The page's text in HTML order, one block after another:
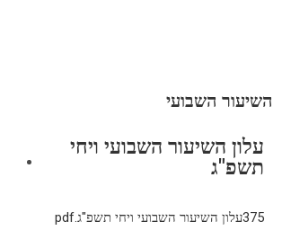
השיעור השבועי
עלון השיעור השבועי ויחי
תשפ"ג
375עלון השיעור השבועי ויחי תשפ"ג.pdf